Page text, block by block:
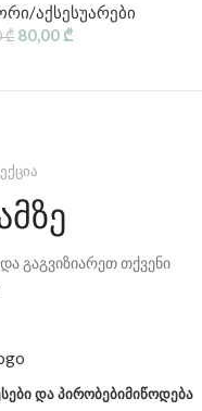
აქსესუარები
₾ 80,00 ₾
გაგვიზიარეთ თქვენი
ᲓᲐ ᲞᲘᲠᲝᲑᲔᲑᲘᲛᲘᲬᲝᲓᲔᲑᲐ